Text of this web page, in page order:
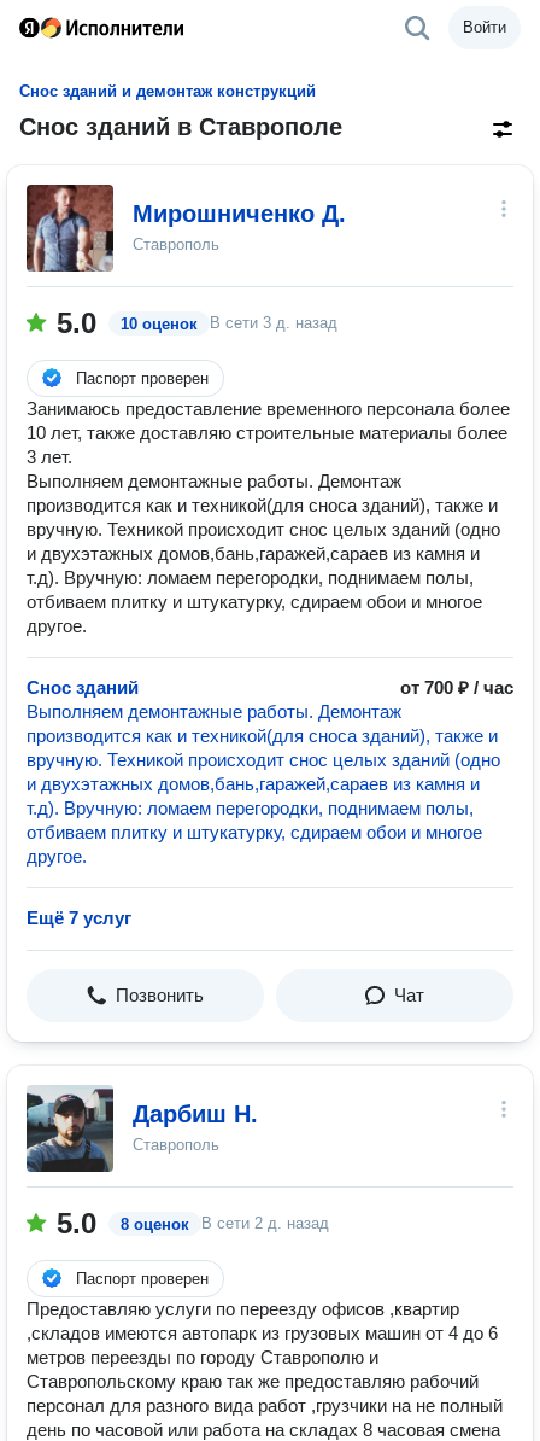
Войти
Снос зданий и демонтаж конструкций
Снос зданий в Ставрополе
Мирошниченко Д.
Ставрополь
5.0 10 оценок В сети 3 д. назад
Паспорт проверен
Занимаюсь предоставление временного персонала более
10 лет, также доставляю строительные материалы более
3 лет.
Выполняем демонтажные работы. Демонтаж
производится как и техникой(для сноса зданий), также и
вручную. Техникой происходит снос целых зданий (одно
и двухэтажных домов,бань,гаражей,сараев из камня и
т.д). Вручную: ломаем перегородки, поднимаем полы,
отбиваем плитку и штукатурку, сдираем обои и многое
другое.
Снос зданий
от 700 ₽ / час
Выполняем демонтажные работы. Демонтаж
производится как и техникой(для сноса зданий), также и
вручную. Техникой происходит снос целых зданий (одно
и двухэтажных домов,бань,гаражей,сараев из камня и
т.д). Вручную: ломаем перегородки, поднимаем полы,
отбиваем плитку и штукатурку, сдираем обои и многое
другое.
Ещё 7 услуг
Позвонить Чат
Дарбиш Н.
Ставрополь
5.0 8 оценок В сети 2 д. назад
Паспорт проверен
Предоставляю услуги по переезду офисов ,квартир
,складов имеются автопарк из грузовых машин от 4 до 6
метров переезды по городу Ставрополю и
Ставропольскому краю так же предоставляю рабочий
персонал для разного вида работ ,грузчики на не полный
день по часовой или работа на складах 8 часовая смена